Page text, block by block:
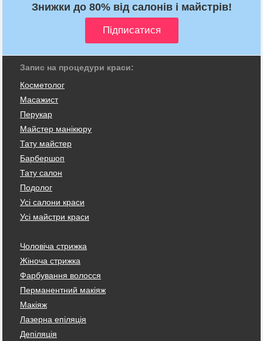
Знижки до 80% від салонів і майстрів!
Запис на процедури краси:
Косметолог
Масажист
Перукар
Майстер манікюру
Тату майстер
Барбершоп
Тату салон
Подолог
Усі салони краси
Усі майстри краси
Чоловіча стрижка
Жіноча стрижка
Фарбування волосся
Перманентний макіяж
Макіяж
Лазерна епіляція
Депіляція